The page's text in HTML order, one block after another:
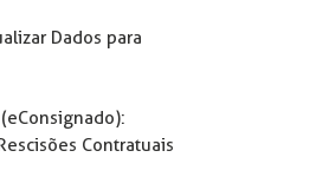
Dados para
Contratuais